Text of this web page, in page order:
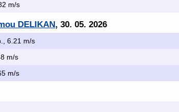
m/s
DELIKAN , 30. 05. 2026
6.21 m/s
m/s
m/s